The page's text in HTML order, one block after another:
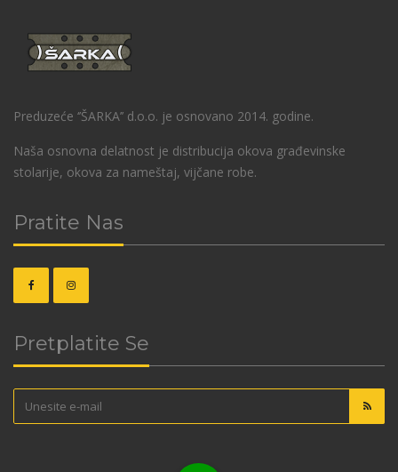
Preduzeće ‘’ŠARKA’’ d.o.o. je osnovano 2014. godine.
Naša osnovna delatnost je distribucija okova građevinske
stolarije, okova za nameštaj, vijčane robe.
Pratite Nas
Pretplatite Se